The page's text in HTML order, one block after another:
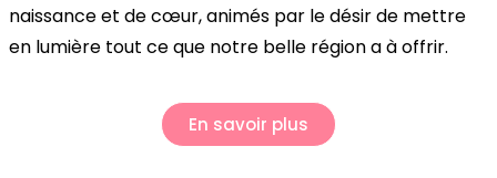
naissance et de cœur, animés par le désir de mettre
en lumière tout ce que notre belle région a à offrir.
En savoir plus